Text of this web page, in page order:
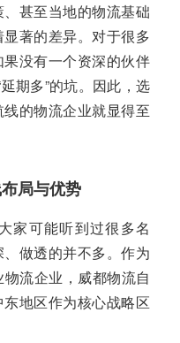
甚至当地的物流基础
著的差异。对于很多
没有一个资深的伙伴
期多”的坑。因此，选
的物流企业就显得至
局与优势
家可能听到过很多名
做透的并不多。作为
流企业，威都物流自
地区作为核心战略区